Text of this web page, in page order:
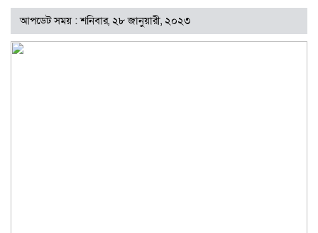
আপডেট সময় : শনিবার, ২৮ জানুয়ারী, ২০২৩